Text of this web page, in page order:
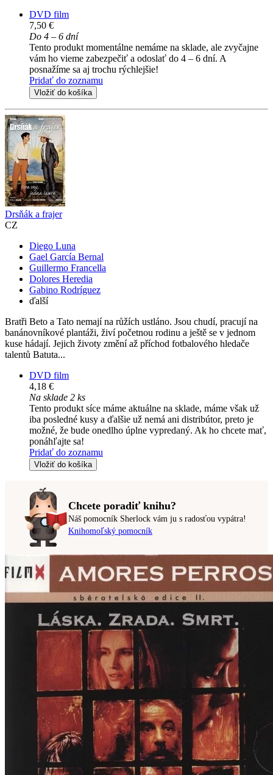
DVD film
7,50 €
Do 4 – 6 dní
Tento produkt momentálne nemáme na sklade, ale zvyčajne
vám ho vieme zabezpečiť a odoslať do 4 – 6 dní. A
posnažíme sa aj trochu rýchlejšie!
Pridať do zoznamu
Vložiť do košíka
Drsňák a frajer
CZ
Diego Luna
Gael García Bernal
Guillermo Francella
Dolores Heredia
Gabino Rodríguez
ďalší
Bratři Beto a Tato nemají na růžích ustláno. Jsou chudí, pracují na
banánovníkové plantáži, živí početnou rodinu a ještě se v jednom
kuse hádají. Jejich životy změní až příchod fotbalového hledače
talentů Batuta...
DVD film
4,18 €
Na sklade 2 ks
Tento produkt síce máme aktuálne na sklade, máme však už
iba posledné kusy a ďalšie už nemá ani distribútor, preto je
možné, že bude onedlho úplne vypredaný. Ak ho chcete mať,
ponáhľajte sa!
Pridať do zoznamu
Vložiť do košíka
Chcete poradiť knihu?
Náš pomocník Sherlock vám ju s radosťou vypátra!
Knihomoľský pomocník